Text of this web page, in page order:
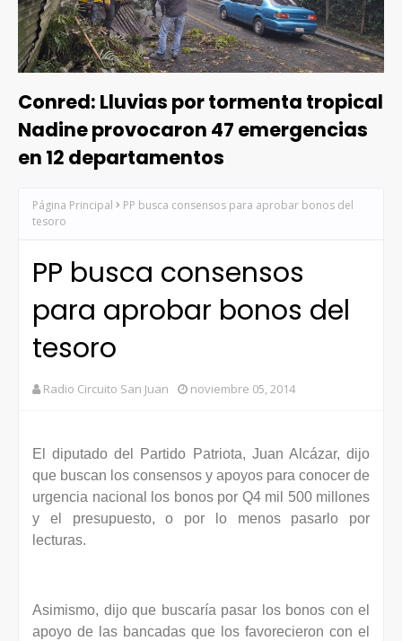
Conred: Lluvias por tormenta tropical
Nadine provocaron 47 emergencias
en 12 departamentos
Página Principal
PP busca consensos para aprobar bonos del
tesoro
PP busca consensos
para aprobar bonos del
tesoro
Radio Circuito San Juan noviembre 05, 2014
El diputado del Partido Patriota, Juan Alcázar, dijo
que buscan los consensos y apoyos para conocer de
urgencia nacional los bonos por Q4 mil 500 millones
y el presupuesto, o por lo menos pasarlo por
lecturas.
Asimismo, dijo que buscaría pasar los bonos con el
apoyo de las bancadas que los favorecieron con el